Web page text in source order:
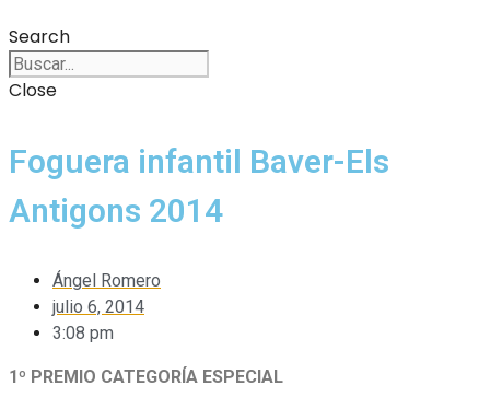
Search
Close
Foguera infantil Baver-Els
Antigons 2014
Ángel Romero
julio 6, 2014
3:08 pm
1º PREMIO CATEGORÍA ESPECIAL